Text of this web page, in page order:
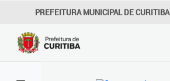
PREFEITURA MUNICIPAL DE CURITIBA